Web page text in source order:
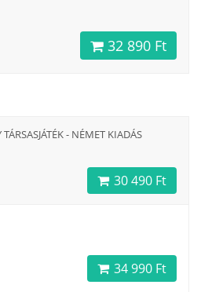
32 890 Ft
TÁRSASJÁTÉK - NÉMET KIADÁS
30 490 Ft
34 990 Ft